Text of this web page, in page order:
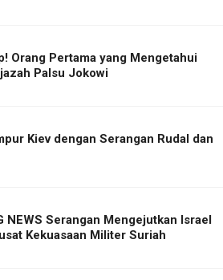
Orang Pertama yang Mengetahui
Palsu Jokowi
Kiev dengan Serangan Rudal dan
NEWS Serangan Mengejutkan Israel
Kekuasaan Militer Suriah